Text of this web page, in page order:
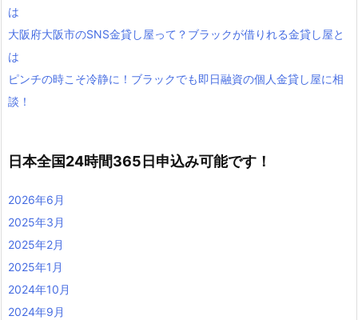
は
大阪府大阪市のSNS金貸し屋って？ブラックが借りれる金貸し屋と
は
ピンチの時こそ冷静に！ブラックでも即日融資の個人金貸し屋に相
談！
日本全国24時間365日申込み可能です！
2026年6月
2025年3月
2025年2月
2025年1月
2024年10月
2024年9月